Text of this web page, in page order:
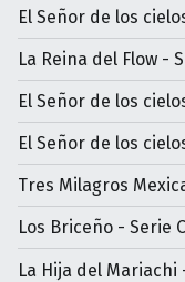
El Señor de los
La Reina del Flow -
El Señor de los
El Señor de los
Tres Milagros
Los Briceño - Serie
La Hija del Mariachi